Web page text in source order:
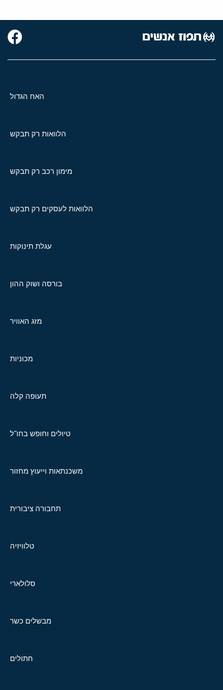
האח הגדול
הלוואות רק תבקש
מימון רכב רק תבקש
הלוואות לעסקים רק תבקש
עגלת תינוקות
בורסה ושוק ההון
מזג האוויר
מכוניות
תעופה קלה
טיולים וחופש בחו"ל
משכנתאות וייעוץ מחזור
תחבורה ציבורית
טלוויזיה
סלולארי
מבשלים כשר
חתולים